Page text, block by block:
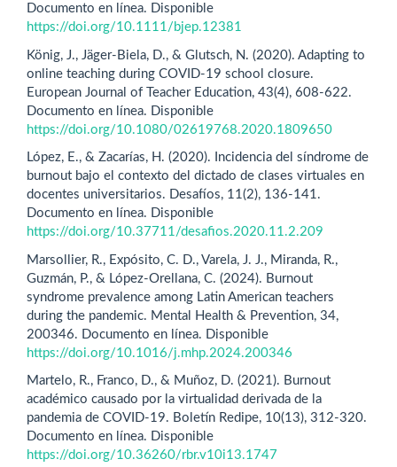
Documento en línea. Disponible
https://doi.org/10.1111/bjep.12381
König, J., Jäger-Biela, D., & Glutsch, N. (2020). Adapting to
online teaching during COVID-19 school closure.
European Journal of Teacher Education, 43(4), 608-622.
Documento en línea. Disponible
https://doi.org/10.1080/02619768.2020.1809650
López, E., & Zacarías, H. (2020). Incidencia del síndrome de
burnout bajo el contexto del dictado de clases virtuales en
docentes universitarios. Desafíos, 11(2), 136-141.
Documento en línea. Disponible
https://doi.org/10.37711/desafios.2020.11.2.209
Marsollier, R., Expósito, C. D., Varela, J. J., Miranda, R.,
Guzmán, P., & López-Orellana, C. (2024). Burnout
syndrome prevalence among Latin American teachers
during the pandemic. Mental Health & Prevention, 34,
200346. Documento en línea. Disponible
https://doi.org/10.1016/j.mhp.2024.200346
Martelo, R., Franco, D., & Muñoz, D. (2021). Burnout
académico causado por la virtualidad derivada de la
pandemia de COVID-19. Boletín Redipe, 10(13), 312-320.
Documento en línea. Disponible
https://doi.org/10.36260/rbr.v10i13.1747